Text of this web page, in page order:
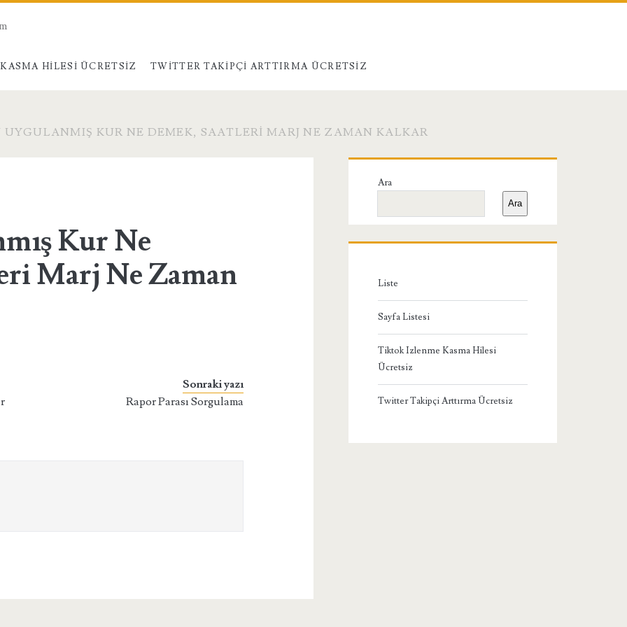
HILESI ÜCRETSIZ TWITTER TAKIPÇI ARTTIRMA ÜCRETSIZ
UYGULANMIŞ KUR NE DEMEK, SAATLERI MARJ NE ZAMAN KALKAR
Kur Ne
Marj Ne Zaman
Sonraki yazı
Rapor Parası Sorgulama
Birincil
Yan
Menü
Ara
Ara
Liste
Sayfa Listesi
Tiktok Izlenme Kasma Hilesi
Ücretsiz
Twitter Takipçi Arttırma Ücretsiz